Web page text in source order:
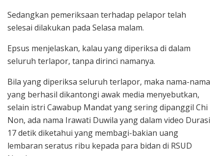
Sedangkan pemeriksaan terhadap pelapor telah
selesai dilakukan pada Selasa malam.
Epsus menjelaskan, kalau yang diperiksa di dalam
seluruh terlapor, tanpa dirinci namanya.
Bila yang diperiksa seluruh terlapor, maka nama-nama
yang berhasil dikantongi awak media menyebutkan,
selain istri Cawabup Mandat yang sering dipanggil Chi
Non, ada nama Irawati Duwila yang dalam video Durasi
17 detik diketahui yang membagi-bakian uang
lembaran seratus ribu kepada para bidan di RSUD